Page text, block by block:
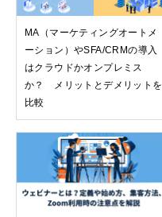
MA（マーケティングオートメ
ーション）やSFA/CRMの導入
はクラウドかオンプレミス
か？ メリットとデメリットを
比較